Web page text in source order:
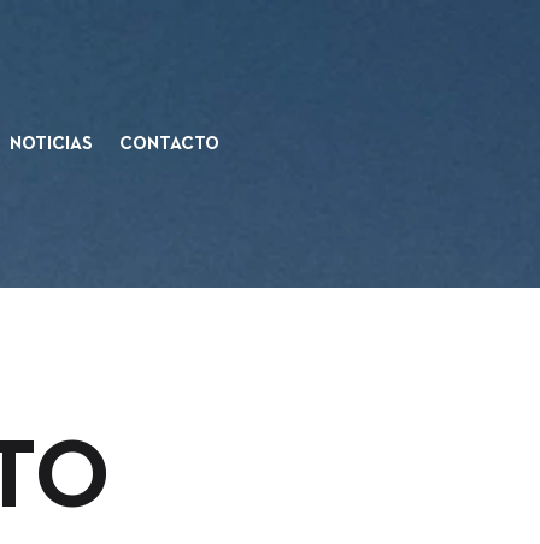
NOTICIAS CONTACTO